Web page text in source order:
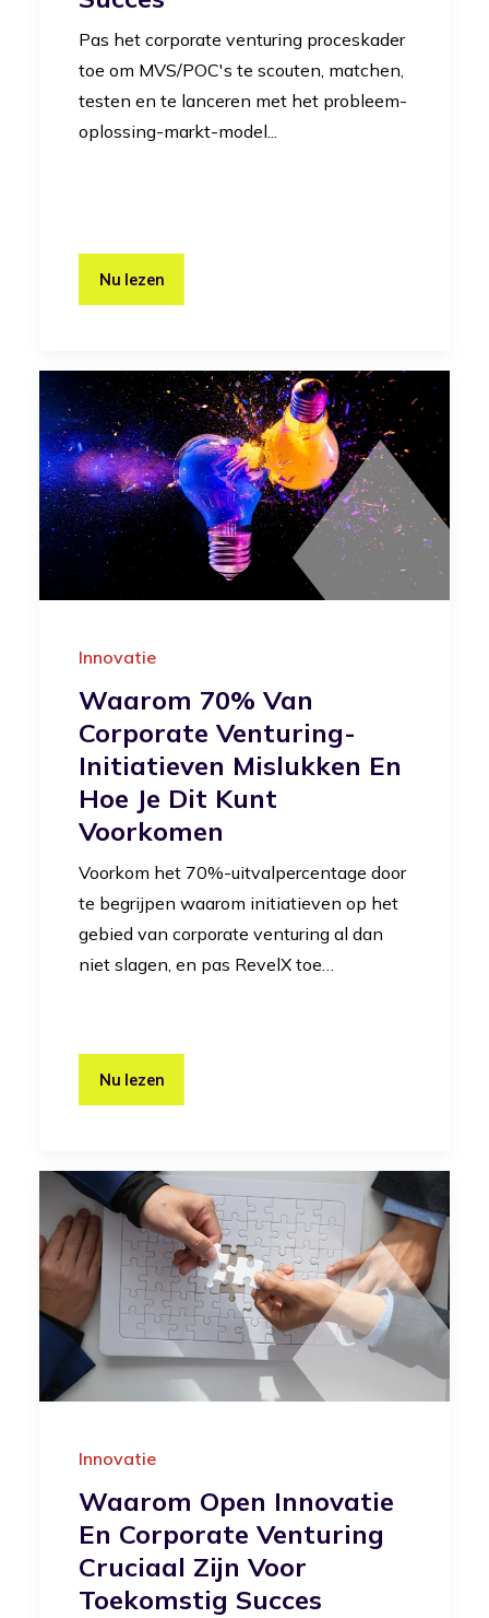
Pas het corporate venturing proceskader
toe om MVS/POC's te scouten, matchen,
testen en te lanceren met het probleem-
oplossing-markt-model...
Nu lezen
Innovatie
Waarom 70% Van
Corporate Venturing-
Initiatieven Mislukken En
Hoe Je Dit Kunt
Voorkomen
Voorkom het 70%-uitvalpercentage door
te begrijpen waarom initiatieven op het
gebied van corporate venturing al dan
niet slagen, en pas RevelX toe…
Nu lezen
Innovatie
Waarom Open Innovatie
En Corporate Venturing
Cruciaal Zijn Voor
Toekomstig Succes